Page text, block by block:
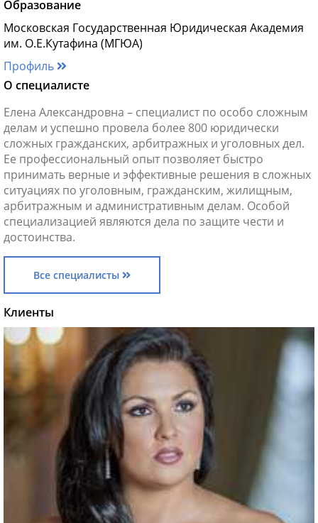
Образование
Московская Государственная Юридическая Академия
им. О.Е.Кутафина (МГЮА)
Профиль
О специалисте
Елена Александровна – специалист по особо сложным
делам и успешно провела более 800 юридически
сложных гражданских, арбитражных и уголовных дел.
Ее профессиональный опыт позволяет быстро
принимать верные и эффективные решения в сложных
ситуациях по уголовным, гражданским, жилищным,
арбитражным и административным делам. Особой
специализацией являются дела по защите чести и
достоинства.
Все специалисты
Клиенты